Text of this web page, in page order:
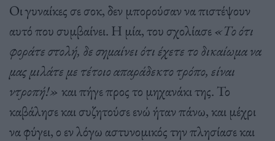
Οι γυναίκες σε σοκ, δεν μπορούσαν να πιστέψουν
αυτό που συμβαίνει. Η μία, του σχολίασε«Το ότι
φοράτε στολή, δε σημαίνει ότι έχετε το δικαίωμα να
μας μιλάτε με τέτοιο απαράδεκτο τρόπο, είναι
ντροπή!» και πήγε προς το μηχανάκι της. Το
καβάλησε και συζητούσε ενώ ήταν πάνω, και μέχρι
να φύγει, ο εν λόγω αστυνομικός την πλησίασε και